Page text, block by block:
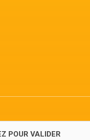
POUR VALIDER